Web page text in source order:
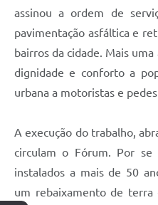
assinou a ordem de
pavimentação asfáltica e
bairros da cidade. Mais
dignidade e conforto a
urbana a motoristas e
A execução do trabalho,
circulam o Fórum. Por
instalados a mais de 50
um rebaixamento de terra